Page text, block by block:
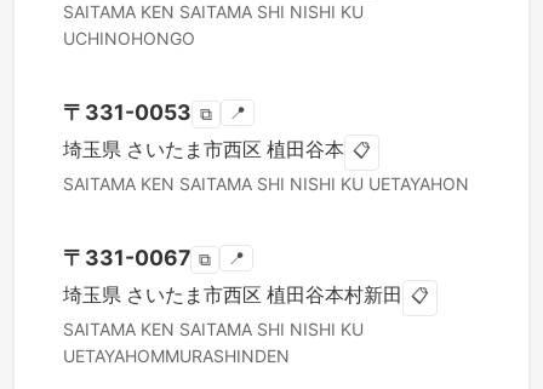
SAITAMA KEN SAITAMA SHI NISHI KU
UCHINOHONGO
〒 331-0053 ⧉ 📍
埼玉県 さいたま市西区 植田谷本 📋
SAITAMA KEN SAITAMA SHI NISHI KU UETAYAHON
〒 331-0067 ⧉ 📍
埼玉県 さいたま市西区 植田谷本村新田 📋
SAITAMA KEN SAITAMA SHI NISHI KU
UETAYAHOMMURASHINDEN